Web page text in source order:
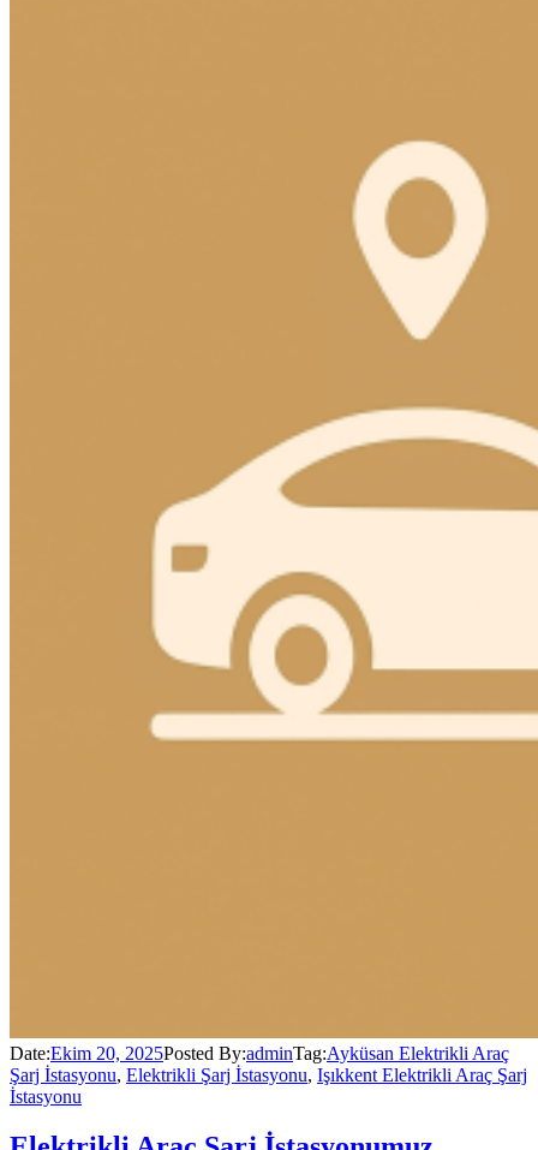
Date:Ekim 20, 2025Posted By:adminTag:Ayküsan Elektrikli Araç
Şarj İstasyonu, Elektrikli Şarj İstasyonu, Işıkkent Elektrikli Araç Şarj
İstasyonu